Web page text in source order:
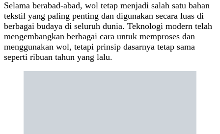
Selama berabad-abad, wol tetap menjadi salah satu bahan
tekstil yang paling penting dan digunakan secara luas di
berbagai budaya di seluruh dunia. Teknologi modern telah
mengembangkan berbagai cara untuk memproses dan
menggunakan wol, tetapi prinsip dasarnya tetap sama
seperti ribuan tahun yang lalu.